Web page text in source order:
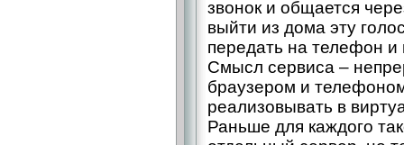
звонок и общается
выйти из дома эту
передать на телефон
Смысл сервиса –
браузером и
реализовывать в
Раньше для каждого